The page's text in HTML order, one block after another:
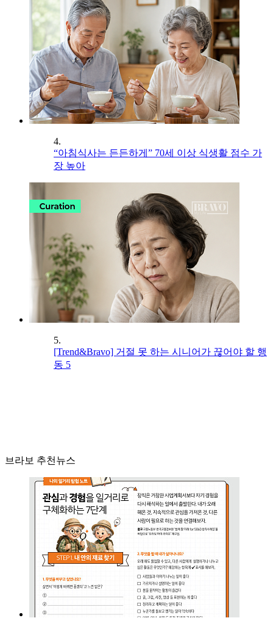
4.
“아침식사는 든든하게” 70세 이상 식생활 점수 가
장 높아
5.
[Trend&Bravo] 거절 못 하는 시니어가 끊어야 할 행
동 5
브라보 추천뉴스